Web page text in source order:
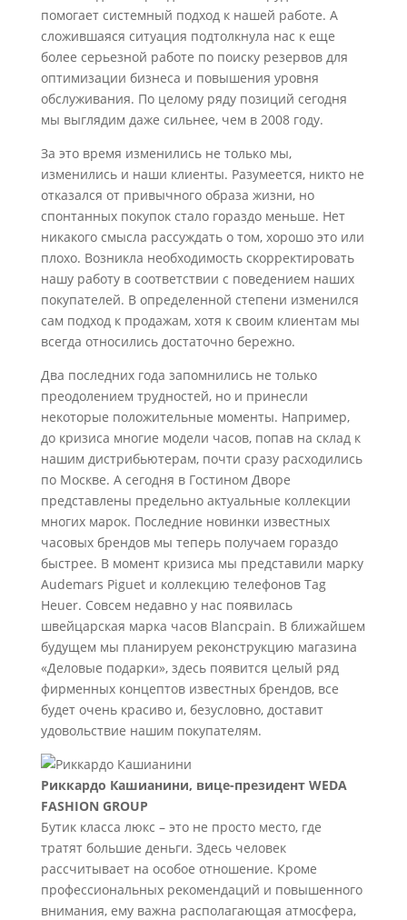
помогает системный подход к нашей работе. А
сложившаяся ситуация подтолкнула нас к еще
более серьезной работе по поиску резервов для
оптимизации бизнеса и повышения уровня
обслуживания. По целому ряду позиций сегодня
мы выглядим даже сильнее, чем в 2008 году.
За это время изменились не только мы,
изменились и наши клиенты. Разумеется, никто не
отказался от привычного образа жизни, но
спонтанных покупок стало гораздо меньше. Нет
никакого смысла рассуждать о том, хорошо это или
плохо. Возникла необходимость скорректировать
нашу работу в соответствии с поведением наших
покупателей. В определенной степени изменился
сам подход к продажам, хотя к своим клиентам мы
всегда относились достаточно бережно.
Два последних года запомнились не только
преодолением трудностей, но и принесли
некоторые положительные моменты. Например,
до кризиса многие модели часов, попав на склад к
нашим дистрибьютерам, почти сразу расходились
по Москве. А сегодня в Гостином Дворе
представлены предельно актуальные коллекции
многих марок. Последние новинки известных
часовых брендов мы теперь получаем гораздо
быстрее. В момент кризиса мы представили марку
Audemars Piguet и коллекцию телефонов Tag
Heuer. Совсем недавно у нас появилась
швейцарская марка часов Blancpain. В ближайшем
будущем мы планируем реконструкцию магазина
«Деловые подарки», здесь появится целый ряд
фирменных концептов известных брендов, все
будет очень красиво и, безусловно, доставит
удовольствие нашим покупателям.
Риккардо Кашианини, вице-президент WEDA
FASHION GROUP
Бутик класса люкс – это не просто место, где
тратят большие деньги. Здесь человек
рассчитывает на особое отношение. Кроме
профессиональных рекомендаций и повышенного
внимания, ему важна располагающая атмосфера,